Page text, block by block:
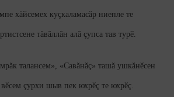
хăйсемех куçкаламасăр ниепле те
тăвăллăн алă çупса тав турӗ.
талансем», «Савăнăç» ташă ушкăнӗсен
çурхи шыв пек юхрӗç те юхрӗç.